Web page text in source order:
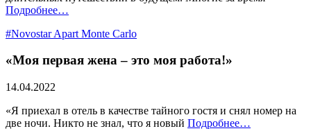
Подробнее…
#Novostar Apart Monte Carlo
«Моя первая жена – это моя работа!»
14.04.2022
«Я приехал в отель в качестве тайного гостя и снял номер на
две ночи. Никто не знал, что я новый Подробнее…